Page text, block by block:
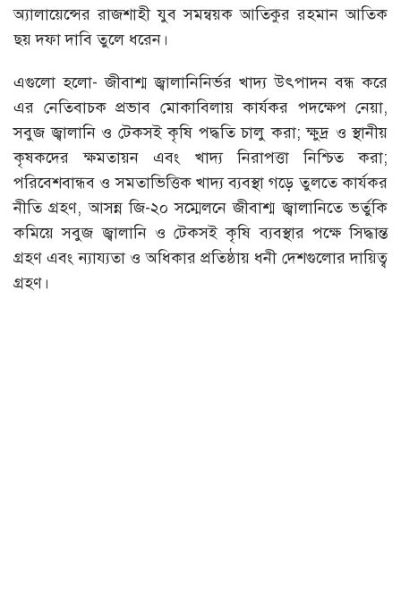
অ্যালায়েন্সের রাজশাহী যুব সমন্বয়ক আতিকুর রহমান আতিক
ছয় দফা দাবি তুলে ধরেন।
এগুলো হলো- জীবাশ্ম জ্বালানিনির্ভর খাদ্য উৎপাদন বন্ধ করে
এর নেতিবাচক প্রভাব মোকাবিলায় কার্যকর পদক্ষেপ নেয়া,
সবুজ জ্বালানি ও টেকসই কৃষি পদ্ধতি চালু করা; ক্ষুদ্র ও স্থানীয়
কৃষকদের ক্ষমতায়ন এবং খাদ্য নিরাপত্তা নিশ্চিত করা;
পরিবেশবান্ধব ও সমতাভিত্তিক খাদ্য ব্যবস্থা গড়ে তুলতে কার্যকর
নীতি গ্রহণ, আসন্ন জি-২০ সম্মেলনে জীবাশ্ম জ্বালানিতে ভর্তুকি
কমিয়ে সবুজ জ্বালানি ও টেকসই কৃষি ব্যবস্থার পক্ষে সিদ্ধান্ত
গ্রহণ এবং ন্যায্যতা ও অধিকার প্রতিষ্ঠায় ধনী দেশগুলোর দায়িত্ব
গ্রহণ।